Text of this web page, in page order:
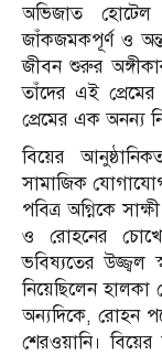
অভিজাত
জাঁকজমকপূর্ণ ও
জীবন শুরুর
তাঁদের এই
প্রেমের এক অনন্য
বিয়ের
সামাজিক
পবিত্র অগ্নিকে
ও রোহনের
ভবিষ্যতের উজ্জ্বল
নিয়েছিলেন
অন্যদিকে, রোহন
শেরওয়ানি। বিয়ের